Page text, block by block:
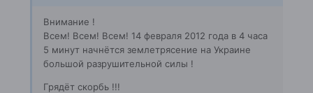
Внимание !
Всем! Всем! Всем! 14 февраля 2012 года в 4 часа
5 минут начнётся землетрясение на Украине
большой разрушительной силы !
Грядёт скорбь !!!